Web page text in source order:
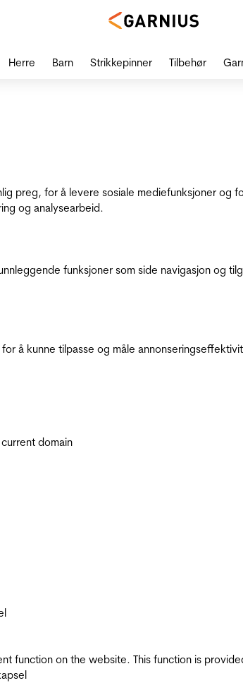
preg, for å levere sosiale mediefunksjoner og
og analysearbeid.
funksjoner som side navigasjon og
å kunne tilpasse og måle
domain
function on the website. This function is
Herre Barn Strikkepinner Tilbehør